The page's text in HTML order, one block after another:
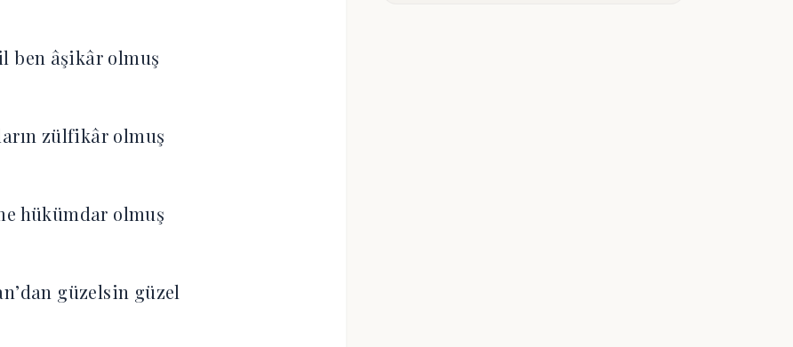
ben âşikâr olmuş
zülfikâr olmuş
hükümdar olmuş
güzelsin güzel